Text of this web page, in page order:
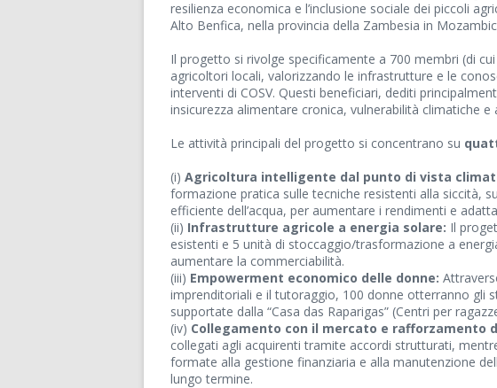
resilienza economica e l’inclusione sociale dei piccoli
Alto Benfica, nella provincia della Zambesia in
Il progetto si rivolge specificamente a 700 membri (di
agricoltori locali, valorizzando le infrastrutture e le
interventi di COSV. Questi beneficiari, dediti
insicurezza alimentare cronica, vulnerabilità climatiche
Le attività principali del progetto si concentrano su
(i) Agricoltura intelligente dal punto di vista
formazione pratica sulle tecniche resistenti alla siccità,
efficiente dell’acqua, per aumentare i rendimenti e
(ii) Infrastrutture agricole a energia solare: Il
esistenti e 5 unità di stoccaggio/trasformazione a
aumentare la commerciabilità.
(iii) Empowerment economico delle donne:
imprenditoriali e il tutoraggio, 100 donne otterranno gli
supportate dalla “Casa das Raparigas” (Centri per
(iv) Collegamento con il mercato e rafforzamento
collegati agli acquirenti tramite accordi strutturati,
formate alla gestione finanziaria e alla manutenzione
lungo termine.